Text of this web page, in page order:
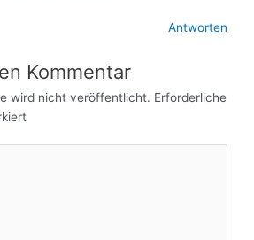
Antworten
Kommentar
wird nicht veröffentlicht. Erforderliche